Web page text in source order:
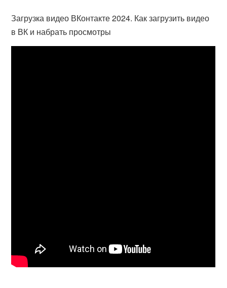
Загрузка видео ВКонтакте 2024. Как загрузить видео
в ВК и набрать просмотры